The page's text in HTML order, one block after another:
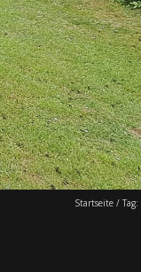
Startseite / Tag: